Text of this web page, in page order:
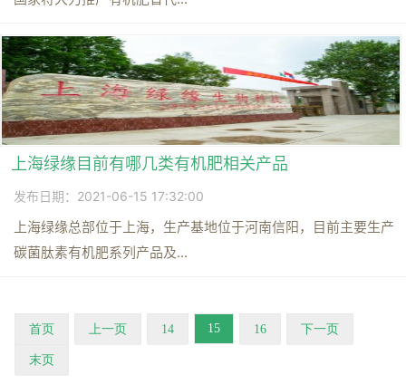
上海绿缘目前有哪几类有机肥相关产品
发布日期：2021-06-15 17:32:00
上海绿缘总部位于上海，生产基地位于河南信阳，目前主要生产
碳菌肽素有机肥系列产品及...
首页 上一页 14 15 16 下一页
末页